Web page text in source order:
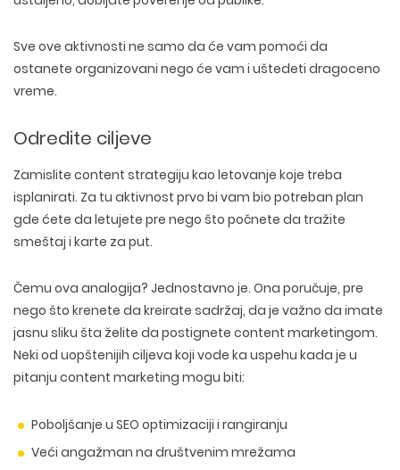
Sve ove aktivnosti ne samo da će vam pomoći da
ostanete organizovani nego će vam i uštedeti dragoceno
vreme.
Odredite ciljeve
Zamislite content strategiju kao letovanje koje treba
isplanirati. Za tu aktivnost prvo bi vam bio potreban plan
gde ćete da letujete pre nego što počnete da tražite
smeštaj i karte za put.
Čemu ova analogija? Jednostavno je. Ona poručuje, pre
nego što krenete da kreirate sadržaj, da je važno da imate
jasnu sliku šta želite da postignete content marketingom.
Neki od uopštenijih ciljeva koji vode ka uspehu kada je u
pitanju content marketing mogu biti:
Poboljšanje u SEO optimizaciji i rangiranju
Veći angažman na društvenim mrežama